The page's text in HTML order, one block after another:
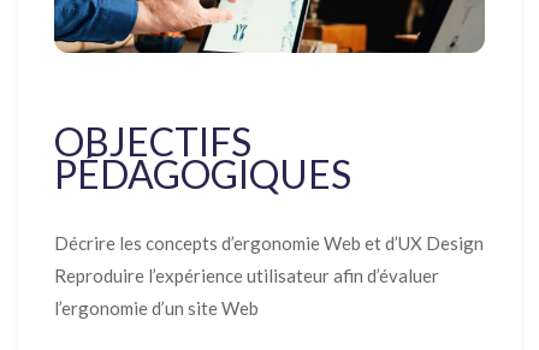
OBJECTIFS
PÉDAGOGIQUES
Décrire les concepts d’ergonomie Web et d’UX Design
Reproduire l’expérience utilisateur afin d’évaluer
l’ergonomie d’un site Web